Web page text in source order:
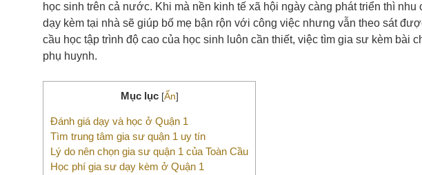
học sinh trên cả nước. Khi mà nền kinh tế xã hội ngày càng phát triển thì
dạy kèm tại nhà sẽ giúp bố mẹ bận rộn với công việc nhưng vẫn theo sát
cầu học tập trình độ cao của học sinh luôn cần thiết, việc tìm gia sư kèm bài
phụ huynh.
Mục lục [Ẩn]
Đánh giá dạy và học ở Quận 1
Tìm trung tâm gia sư quận 1 uy tín
Lý do nên chọn gia sư quận 1 của Toàn Cầu
Học phí gia sư dạy kèm ở Quận 1